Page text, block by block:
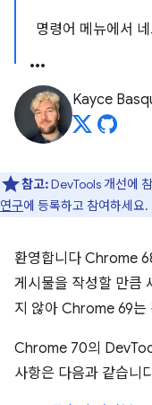
명령어 메뉴에서
Kayce
참고:DevTools 개선에
연구에 등록하고 참여하세요.
환영합니다 Chrome
게시물을 작성할 만큼
지 않아 Chrome 69는
Chrome 70의
사항은 다음과 같습니